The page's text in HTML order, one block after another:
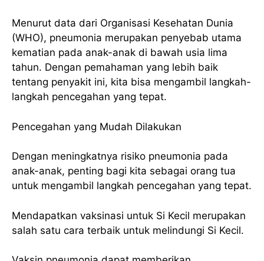
Menurut data dari Organisasi Kesehatan Dunia
(WHO), pneumonia merupakan penyebab utama
kematian pada anak-anak di bawah usia lima
tahun. Dengan pemahaman yang lebih baik
tentang penyakit ini, kita bisa mengambil langkah-
langkah pencegahan yang tepat.
Pencegahan yang Mudah Dilakukan
Dengan meningkatnya risiko pneumonia pada
anak-anak, penting bagi kita sebagai orang tua
untuk mengambil langkah pencegahan yang tepat.
Mendapatkan vaksinasi untuk Si Kecil merupakan
salah satu cara terbaik untuk melindungi Si Kecil.